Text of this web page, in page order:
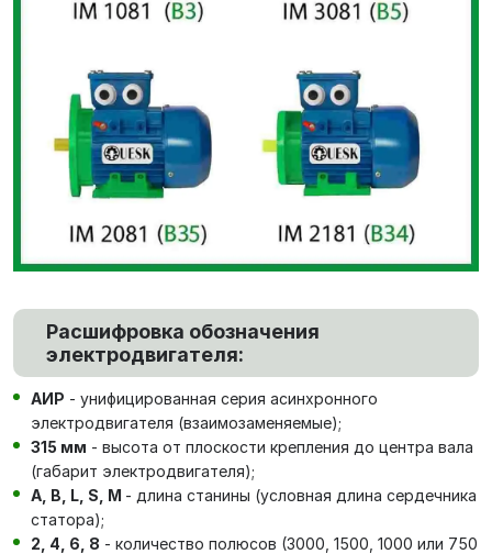
Расшифровка обозначения
электродвигателя:
АИР - унифицированная серия асинхронного
электродвигателя (взаимозаменяемые);
315 мм - высота от плоскости крепления до центра вала
(габарит электродвигателя);
А, В, L, S, М - длина станины (условная длина сердечника
статора);
2, 4, 6, 8 - количество полюсов (3000, 1500, 1000 или 750